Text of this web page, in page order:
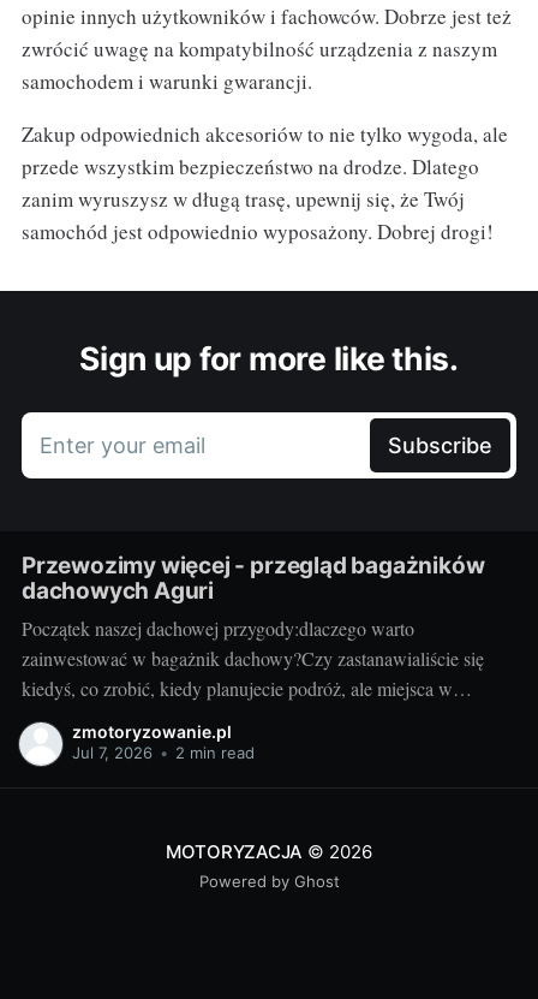
opinie innych użytkowników i fachowców. Dobrze jest też
zwrócić uwagę na kompatybilność urządzenia z naszym
samochodem i warunki gwarancji.
Zakup odpowiednich akcesoriów to nie tylko wygoda, ale
przede wszystkim bezpieczeństwo na drodze. Dlatego
zanim wyruszysz w długą trasę, upewnij się, że Twój
samochód jest odpowiednio wyposażony. Dobrej drogi!
Sign up for more like this.
Enter your email Subscribe
Przewozimy więcej - przegląd bagażników
dachowych Aguri
Początek naszej dachowej przygody:dlaczego warto
zainwestować w bagażnik dachowy?Czy zastanawialiście się
kiedyś, co zrobić, kiedy planujecie podróż, ale miejsca w
bagażniku samochodowym zaczyna brakować? Rozwiązaniem
może być bagażnik dachowy! To praktyczny dodatek do
zmotoryzowanie.pl
Jul 7, 2026 • 2 min read
MOTORYZACJA © 2026
Powered by Ghost